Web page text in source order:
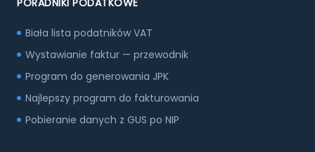
Biała lista podatników VAT
Wystawianie faktur — przewodnik
Program do generowania JPK
Najlepszy program do fakturowania
Pobieranie danych z GUS po NIP